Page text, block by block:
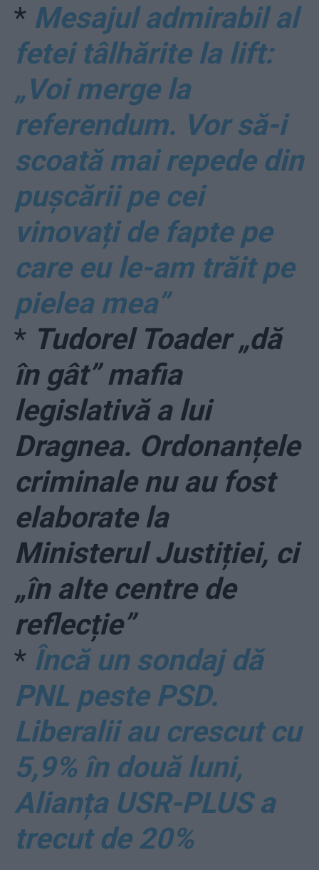
* Mesajul admirabil al
fetei tâlhărite la lift:
„Voi merge la
referendum. Vor să-i
scoată mai repede din
pușcării pe cei
vinovați de fapte pe
care eu le-am trăit pe
pielea mea”
* Tudorel Toader „dă
în gât” mafia
legislativă a lui
Dragnea. Ordonanțele
criminale nu au fost
elaborate la
Ministerul Justiției, ci
„în alte centre de
reflecție”
* Încă un sondaj dă
PNL peste PSD.
Liberalii au crescut cu
5,9% în două luni,
Alianța USR-PLUS a
trecut de 20%